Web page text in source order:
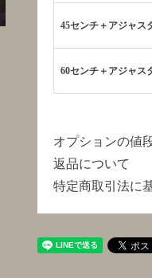
45センチ＋アジャス
60センチ＋アジャス
オプションの値
返品について
特定商取引法に